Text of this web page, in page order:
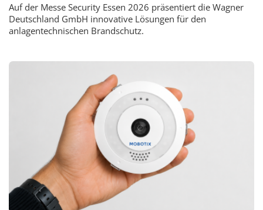
Auf der Messe Security Essen 2026 präsentiert die Wagner
Deutschland GmbH innovative Lösungen für den
anlagentechnischen Brandschutz.